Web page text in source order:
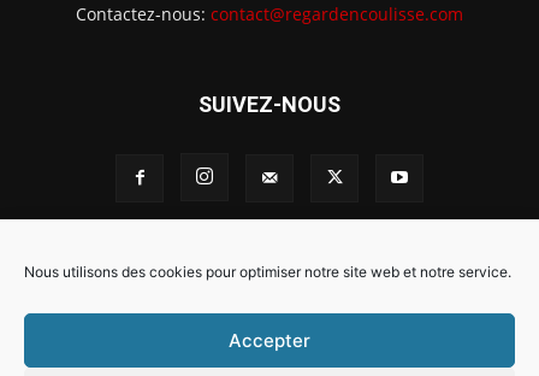
Nous utilisons des cookies pour optimiser notre site web et notre service.
Accepter
Contactez-nous: contact@regardencoulisse.com
SUIVEZ-NOUS
Intégration Ghislain Fayard
Mentions légales